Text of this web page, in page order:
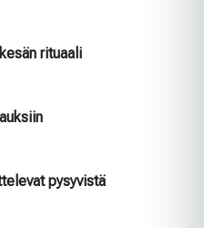
rituaali
pysyvistä